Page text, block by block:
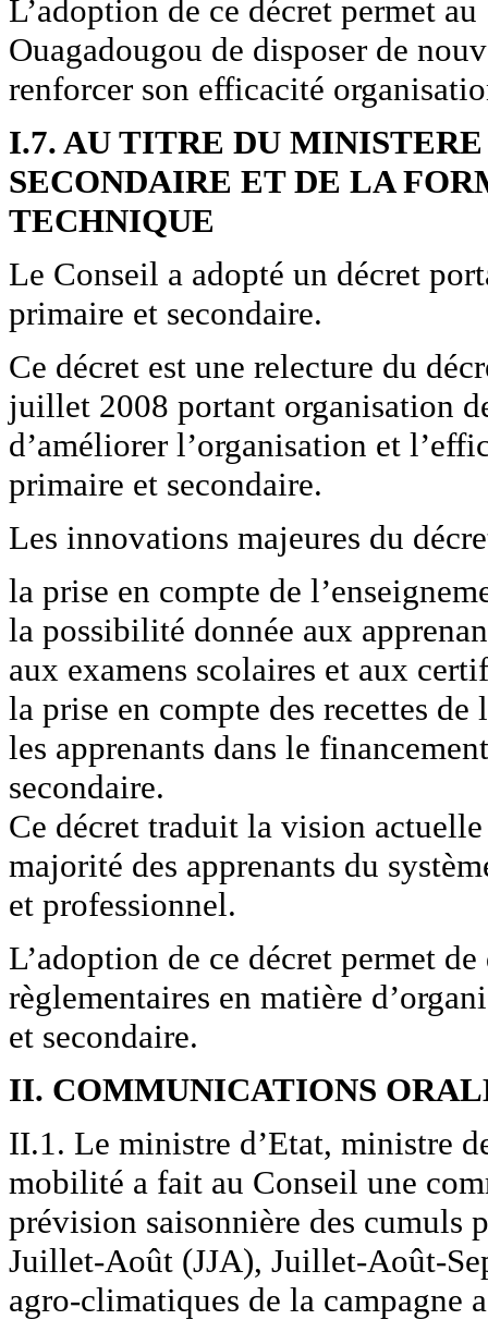
L’adoption de ce décret permet
Ouagadougou de disposer de
renforcer son efficacité
I.7. AU TITRE DU
SECONDAIRE ET DE LA
TECHNIQUE
Le Conseil a adopté un décret
primaire et secondaire.
Ce décret est une relecture du
juillet 2008 portant organisation
d’améliorer l’organisation et
primaire et secondaire.
Les innovations majeures du
la prise en compte de
la possibilité donnée aux
aux examens scolaires et aux
la prise en compte des recettes
les apprenants dans le
secondaire.
Ce décret traduit la vision
majorité des apprenants du
et professionnel.
L’adoption de ce décret permet
règlementaires en matière
et secondaire.
II. COMMUNICATIONS
II.1. Le ministre d’Etat, ministre
mobilité a fait au Conseil une
prévision saisonnière des cumuls
Juillet-Août (JJA), Juillet-Août-
agro-climatiques de la campagne